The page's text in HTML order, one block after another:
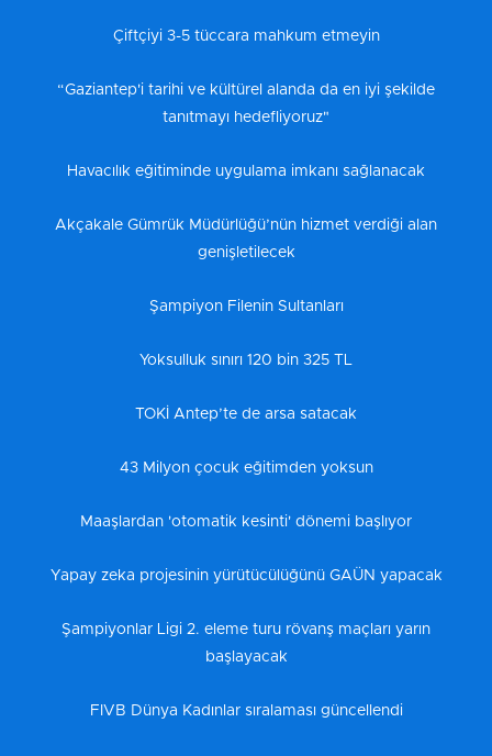
Çiftçiyi 3-5 tüccara mahkum etmeyin
“Gaziantep'i tarihi ve kültürel alanda da en iyi şekilde
tanıtmayı hedefliyoruz"
Havacılık eğitiminde uygulama imkanı sağlanacak
Akçakale Gümrük Müdürlüğü’nün hizmet verdiği alan
genişletilecek
Şampiyon Filenin Sultanları
Yoksulluk sınırı 120 bin 325 TL
TOKİ Antep’te de arsa satacak
43 Milyon çocuk eğitimden yoksun
Maaşlardan 'otomatik kesinti' dönemi başlıyor
Yapay zeka projesinin yürütücülüğünü GAÜN yapacak
Şampiyonlar Ligi 2. eleme turu rövanş maçları yarın
başlayacak
FIVB Dünya Kadınlar sıralaması güncellendi